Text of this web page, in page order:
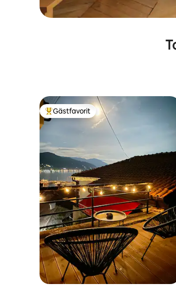
Populär gästfavorit
Gästfavorit